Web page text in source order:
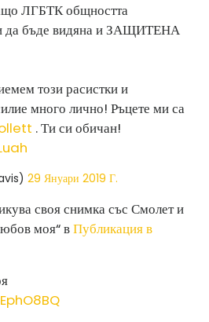
ЛГБТК общността
да бъде видяна и ЗАЩИТЕНА
този расистки и
много лично! Ръцете ми са
. Ти си обичан!
29 Януари 2019 Г.
своя снимка със Смолет и
моя“ вПубликация в